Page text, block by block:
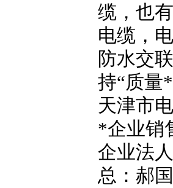
缆，也
电缆，
防水交
持“质量
天津市
*企业销
企业法
总：郝